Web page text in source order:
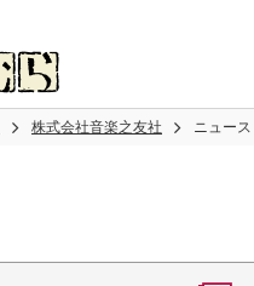
株式会社音楽之友社 ニュース